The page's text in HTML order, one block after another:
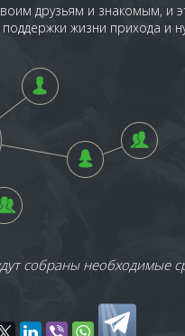
друзьям и знакомым, и
жизни прихода и
собраны необходимые